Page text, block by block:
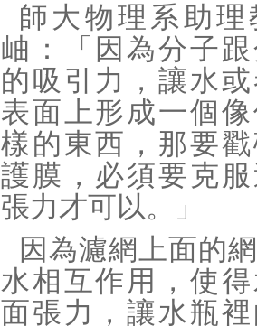
師大物理系助理
岫：「因為分子
的吸引力，讓水
表面上形成一個
樣的東西，那要
護膜，必須要克
張力才可以。」
因為濾網上面的
水相互作用，使
面張力，讓水瓶